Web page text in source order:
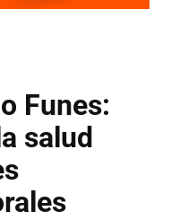
Funes:
salud